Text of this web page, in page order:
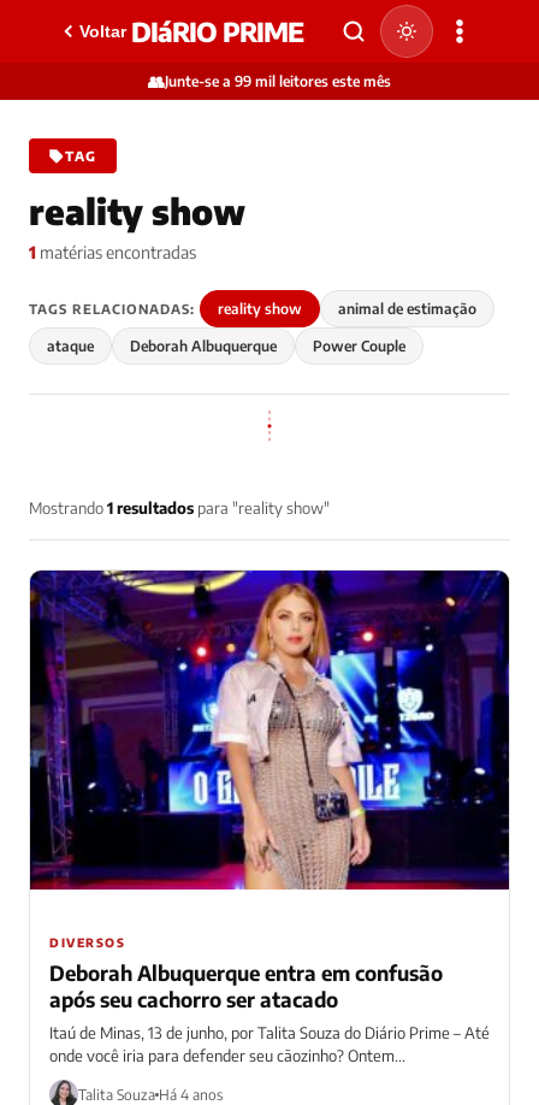
Voltar DIáRIO PRIME
👥Junte-se a 99 mil leitores este mês
TAG
reality show
1 matérias encontradas
TAGS RELACIONADAS: reality show animal de estimação
ataque Deborah Albuquerque Power Couple
Mostrando1 resultados para "reality show"
DIVERSOS
Deborah Albuquerque entra em confusão
após seu cachorro ser atacado
Itaú de Minas, 13 de junho, por Talita Souza do Diário Prime – Até
onde você iria para defender seu cãozinho? Ontem...
Talita Souza Há 4 anos